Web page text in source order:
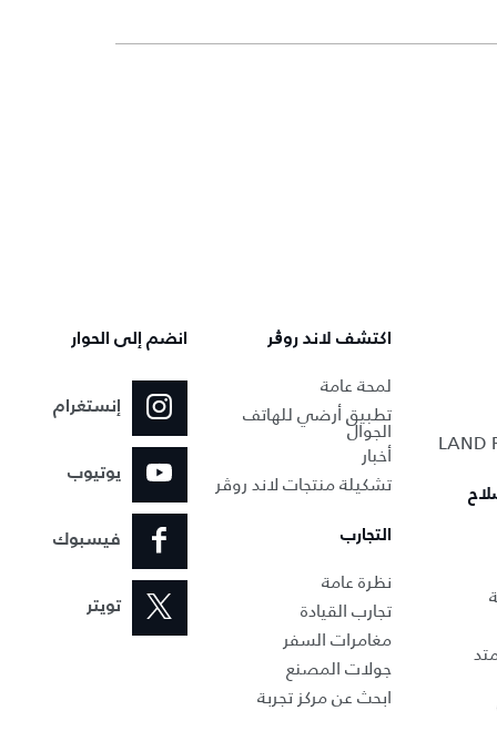
اكتشف لاند روڨر
لمحة عامة
تطبيق أرضي للهاتف
الجوال
أخبار
تشكيلة منتجات لاند روڤر
التجارب
نظرة عامة
تجارب القيادة
مغامرات السفر
جولات المصنع
ابحث عن مركز تجربة
انضم إلى الحوار
إنستغرام
يوتيوب
فيسبوك
تويتر